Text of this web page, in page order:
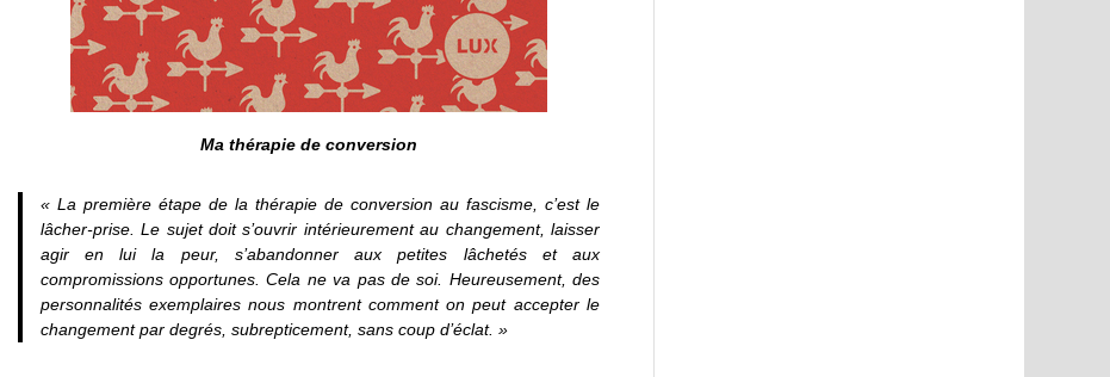
Ma thérapie de conversion
« La première étape de la thérapie de conversion au fascisme, c’est le
lâcher-prise. Le sujet doit s’ouvrir intérieurement au changement, laisser
agir en lui la peur, s’abandonner aux petites lâchetés et aux
compromissions opportunes. Cela ne va pas de soi. Heureusement, des
personnalités exemplaires nous montrent comment on peut accepter le
changement par degrés, subrepticement, sans coup d’éclat. »